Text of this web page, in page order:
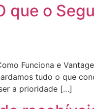
que o
Funciona e
tudo o que
a prioridade […]